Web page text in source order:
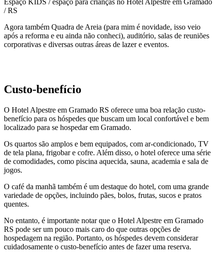
Espaço KIDS / espaço para crianças no Hotel Alpestre em Gramado
/ RS
Agora também Quadra de Areia (para mim é novidade, isso veio
após a reforma e eu ainda não conheci), auditório, salas de reuniões
corporativas e diversas outras áreas de lazer e eventos.
Custo-benefício
O Hotel Alpestre em Gramado RS oferece uma boa relação custo-
benefício para os hóspedes que buscam um local confortável e bem
localizado para se hospedar em Gramado.
Os quartos são amplos e bem equipados, com ar-condicionado, TV
de tela plana, frigobar e cofre. Além disso, o hotel oferece uma série
de comodidades, como piscina aquecida, sauna, academia e sala de
jogos.
O café da manhã também é um destaque do hotel, com uma grande
variedade de opções, incluindo pães, bolos, frutas, sucos e pratos
quentes.
No entanto, é importante notar que o Hotel Alpestre em Gramado
RS pode ser um pouco mais caro do que outras opções de
hospedagem na região. Portanto, os hóspedes devem considerar
cuidadosamente o custo-benefício antes de fazer uma reserva.